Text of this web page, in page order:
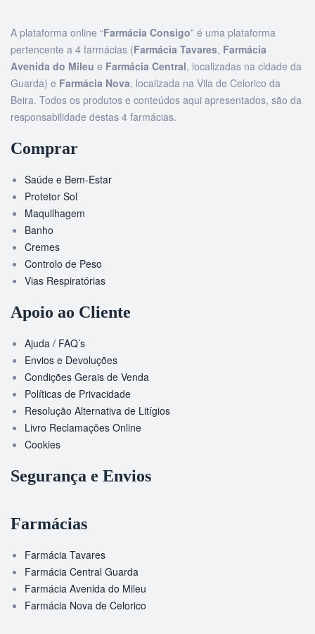
A plataforma online “Farmácia Consigo” é uma plataforma
pertencente a 4 farmácias (Farmácia Tavares, Farmácia
Avenida do Mileu e Farmácia Central, localizadas na cidade da
Guarda) e Farmácia Nova, localizada na Vila de Celorico da
Beira. Todos os produtos e conteúdos aqui apresentados, são da
responsabilidade destas 4 farmácias.
Comprar
Saúde e Bem-Estar
Protetor Sol
Maquilhagem
Banho
Cremes
Controlo de Peso
Vias Respiratórias
Apoio ao Cliente
Ajuda / FAQ’s
Envios e Devoluções
Condições Gerais de Venda
Políticas de Privacidade
Resolução Alternativa de Litígios
Livro Reclamações Online
Cookies
Segurança e Envios
Farmácias
Farmácia Tavares
Farmácia Central Guarda
Farmácia Avenida do Mileu
Farmácia Nova de Celorico